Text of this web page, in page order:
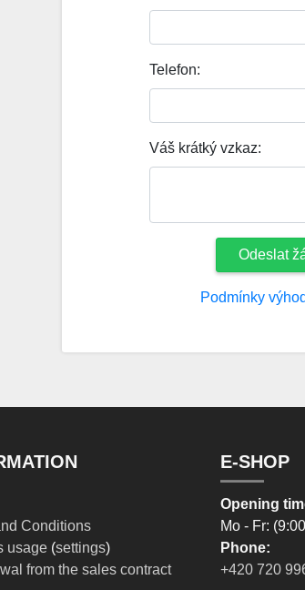
Telefon:
Váš krátký vzkaz:
Odeslat
Podmínky
Conditions
usage (settings)
from the sales contract
E-SHOP
Opening
Mo - Fr:
Phone:
+420 720